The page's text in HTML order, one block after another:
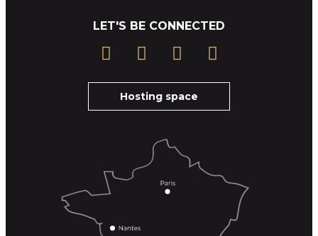
LET'S BE CONNECTED
Hosting space